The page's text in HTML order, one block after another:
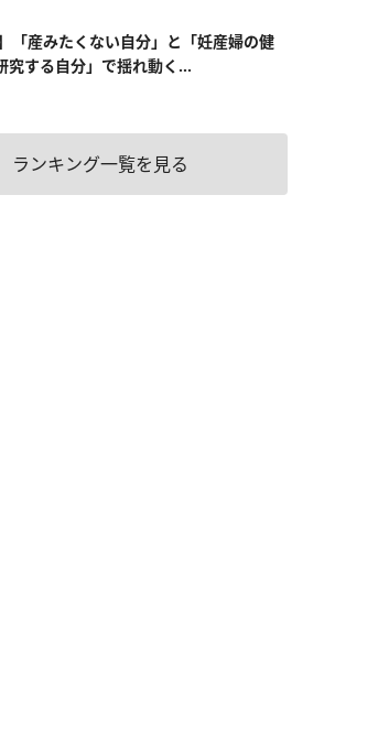
】「産みたくない自分」と「妊産婦の健
究する自分」で揺れ動く...
ランキング一覧を見る